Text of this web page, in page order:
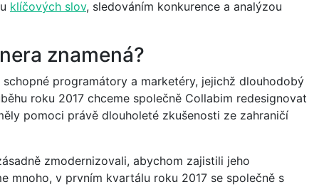
klíčových slov, sledováním konkurence a analýzou
znamená?
programátory a marketéry, jejichž dlouhodobý
roku 2017 chceme společně Collabim redesignovat
pomoci právě dlouholeté zkušenosti ze zahraničí
zmodernizovali, abychom zajistili jeho
mnoho, v prvním kvartálu roku 2017 se společně s